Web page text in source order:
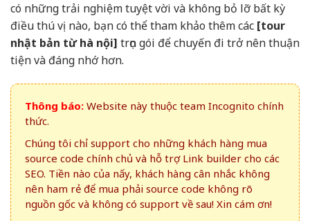
có những trải nghiệm tuyệt vời và không bỏ lỡ bất kỳ
điều thú vị nào, bạn có thể tham khảo thêm các [tour
nhật bản từ hà nội] trọn gói để chuyến đi trở nên thuận
tiện và đáng nhớ hơn.
Thông báo: Website này thuộc team Incognito chính
thức.
Chúng tôi chỉ support cho những khách hàng mua
source code chính chủ và hỗ trợ Link builder cho các
SEO. Tiền nào của nấy, khách hàng cân nhắc không
nên ham rẻ để mua phải source code không rõ
nguồn gốc và không có support về sau! Xin cám ơn!